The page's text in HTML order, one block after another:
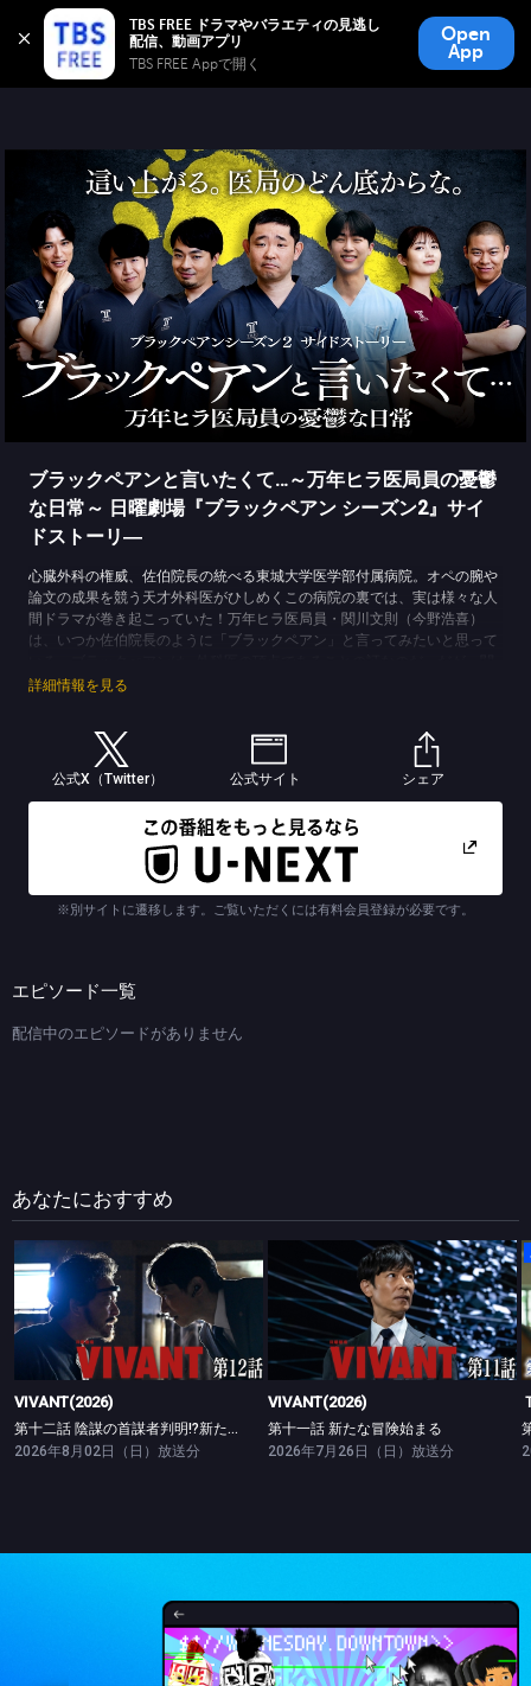
TBS FREE ドラマやバラエティの見逃し
TBS FREE Appで開く
Open
App
TBS FREE
無料見逃し配信
ブラックペアンと言いたくて…～万年ヒラ医局員の憂鬱
な日常～ 日曜劇場『ブラックペアン シーズン2』サイ
ドストーリ―
心臓外科の権威、佐伯院長の統べる東城大学医学部付属病院。オペの腕や
論文の成果を競う天才外科医がひしめくこの病院の裏では、実は様々な人
間ドラマが巻き起こっていた！万年ヒラ医局員・関川文則（今野浩喜）
は、いつか佐伯院長のように「ブラックペアン」と言ってみたいと思って
川は後輩からの人望もなく、自分のあり方に悩みを抱えている。それでも
決して描かれない医局員たちの裏の顔や、医局内の様々な人間関係が描か
れていく。”自分の居場所”を探し求め、ガムシャラに前に進もうとする関
川であるが、果たして「ブラックペアン」と言える日はやって来るの
か！？この物語は、そんな関川が巻き起こす哀愁の心臓震（ハートフル）
(C)TBS (C)海堂 尊／講談社
詳細情報を見る
公式X（Twitter） 公式サイト シェア
※別サイトに遷移します。ご覧いただくには有料会員登録が必要です。
エピソード一覧
配信中のエピソードがありません
あなたにおすすめ
VIVANT(2026)
VIVANT(2026)
第十二話 陰謀の首謀者判明!?新たな仲間との対峙
2026年8月02日（日）放送分
VIVANT(2026)
第十一話 新たな冒険始まる
VIVANT(2026)
第十一話 新たな冒険始まる
2026年7月26日（日）放送分